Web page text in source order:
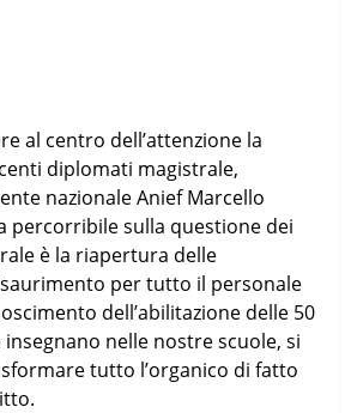
al centro dell’attenzione la
diplomati magistrale,
nazionale Anief Marcello
percorribile sulla questione dei
è la riapertura delle
per tutto il personale
dell’abilitazione delle 50
nelle nostre scuole, si
tutto l’organico di fatto